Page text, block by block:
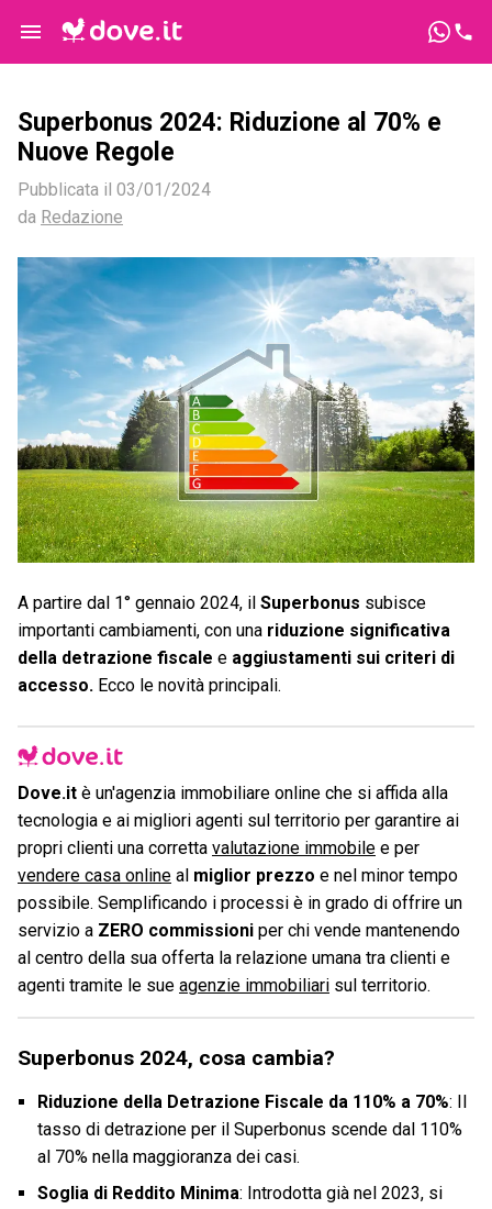
Superbonus 2024: Riduzione al 70% e
Nuove Regole
Pubblicata il 03/01/2024
da Redazione
A partire dal 1° gennaio 2024, il Superbonus subisce
importanti cambiamenti, con una riduzione significativa
della detrazione fiscale e aggiustamenti sui criteri di
accesso. Ecco le novità principali.
Dove.it è un'agenzia immobiliare online che si affida alla
tecnologia e ai migliori agenti sul territorio per garantire ai
propri clienti una corretta valutazione immobile e per
vendere casa online al miglior prezzo e nel minor tempo
possibile. Semplificando i processi è in grado di offrire un
servizio a ZERO commissioni per chi vende mantenendo
al centro della sua offerta la relazione umana tra clienti e
agenti tramite le sue agenzie immobiliari sul territorio.
Superbonus 2024, cosa cambia?
Riduzione della Detrazione Fiscale da 110% a 70%: Il
tasso di detrazione per il Superbonus scende dal 110%
al 70% nella maggioranza dei casi.
Soglia di Reddito Minima: Introdotta già nel 2023, si